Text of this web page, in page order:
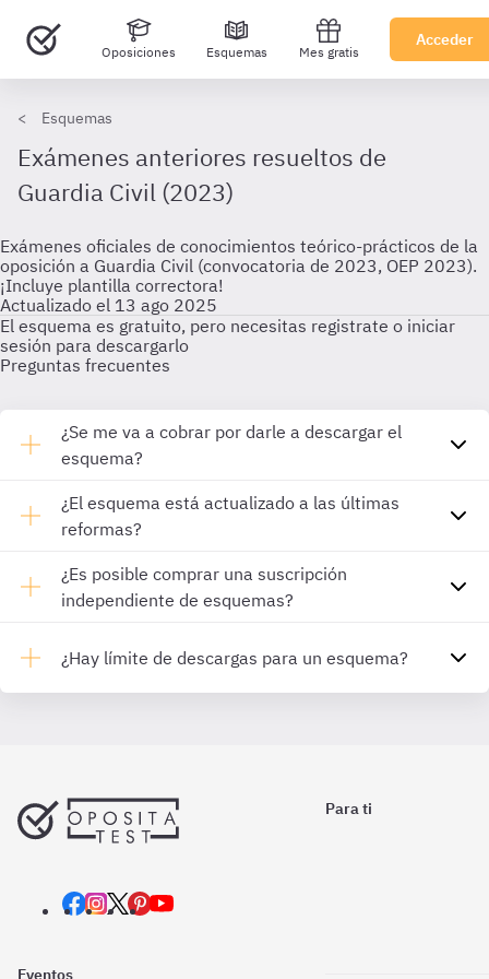
Oposiciones Esquemas Mes gratis
Acceder
Esquemas
Exámenes anteriores resueltos de
Guardia Civil (2023)
Exámenes oficiales de conocimientos teórico-prácticos de la
oposición a Guardia Civil (convocatoria de 2023, OEP 2023).
¡Incluye plantilla correctora!
Actualizado el 13 ago 2025
El esquema es gratuito, pero necesitas registrate o iniciar
sesión para descargarlo
Preguntas frecuentes
¿Se me va a cobrar por darle a descargar el
esquema?
¿El esquema está actualizado a las últimas
reformas?
¿Es posible comprar una suscripción
independiente de esquemas?
¿Hay límite de descargas para un esquema?
Para ti
Eventos